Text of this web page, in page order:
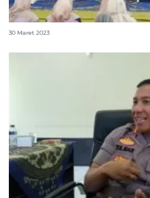
Masjid perkuat pengawasan
30 Maret 2023